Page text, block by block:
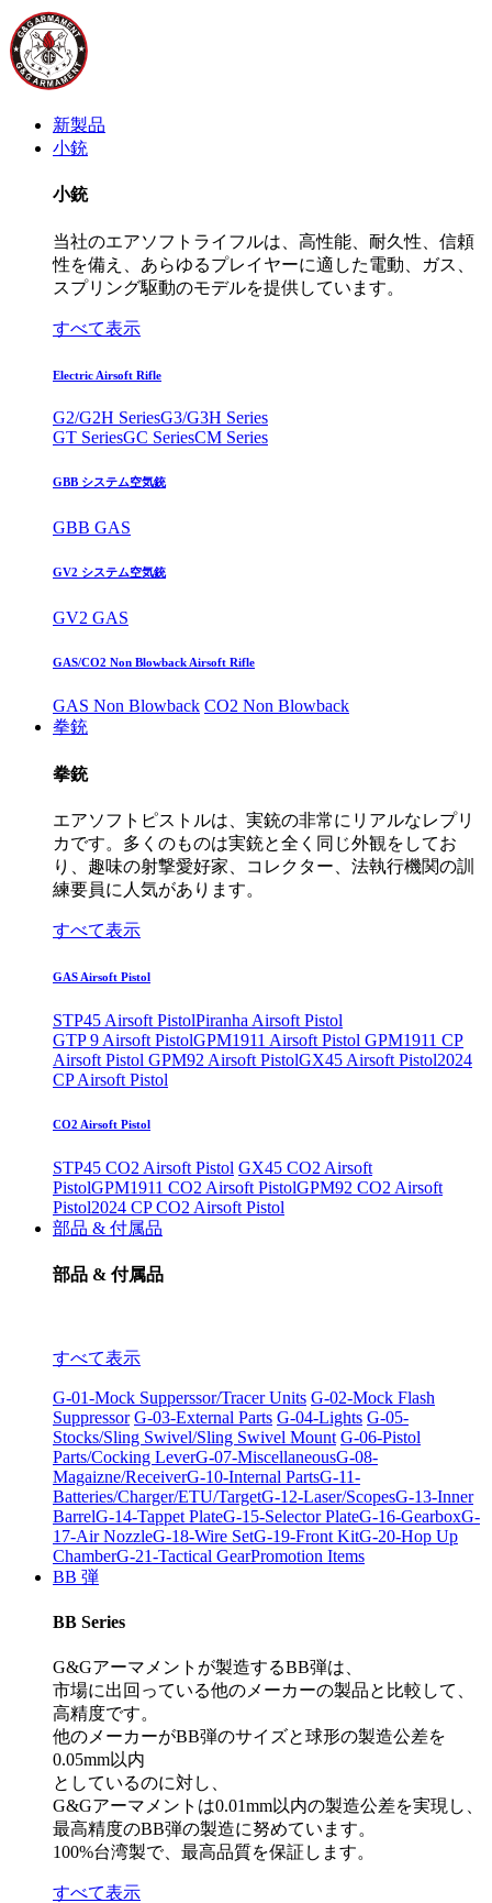
新製品
小銃
小銃
当社のエアソフトライフルは、高性能、耐久性、信頼
性を備え、あらゆるプレイヤーに適した電動、ガス、
スプリング駆動のモデルを提供しています。
すべて表示
Electric Airsoft Rifle
G2/G2H SeriesG3/G3H Series
GT SeriesGC SeriesCM Series
GBB システム空気銃
GBB GAS
GV2 システム空気銃
GV2 GAS
GAS/CO2 Non Blowback Airsoft Rifle
GAS Non Blowback CO2 Non Blowback
拳銃
拳銃
エアソフトピストルは、実銃の非常にリアルなレプリ
カです。多くのものは実銃と全く同じ外観をしてお
り、趣味の射撃愛好家、コレクター、法執行機関の訓
練要員に人気があります。
すべて表示
GAS Airsoft Pistol
STP45 Airsoft PistolPiranha Airsoft Pistol
GTP 9 Airsoft PistolGPM1911 Airsoft Pistol GPM1911 CP
Airsoft Pistol GPM92 Airsoft PistolGX45 Airsoft Pistol2024
CP Airsoft Pistol
CO2 Airsoft Pistol
STP45 CO2 Airsoft Pistol GX45 CO2 Airsoft
PistolGPM1911 CO2 Airsoft PistolGPM92 CO2 Airsoft
Pistol2024 CP CO2 Airsoft Pistol
部品 & 付属品
部品 & 付属品
すべて表示
G-01-Mock Supperssor/Tracer Units G-02-Mock Flash
Suppressor G-03-External Parts G-04-Lights G-05-
Stocks/Sling Swivel/Sling Swivel Mount G-06-Pistol
Parts/Cocking LeverG-07-MiscellaneousG-08-
Magaizne/ReceiverG-10-Internal PartsG-11-
Batteries/Charger/ETU/TargetG-12-Laser/ScopesG-13-Inner
BarrelG-14-Tappet PlateG-15-Selector PlateG-16-GearboxG-
17-Air NozzleG-18-Wire SetG-19-Front KitG-20-Hop Up
ChamberG-21-Tactical GearPromotion Items
BB 弾
BB Series
G&Gアーマメントが製造するBB弾は、
市場に出回っている他のメーカーの製品と比較して、
高精度です。
他のメーカーがBB弾のサイズと球形の製造公差を
0.05mm以内
としているのに対し、
G&Gアーマメントは0.01mm以内の製造公差を実現し、
最高精度のBB弾の製造に努めています。
100%台湾製で、最高品質を保証します。
すべて表示